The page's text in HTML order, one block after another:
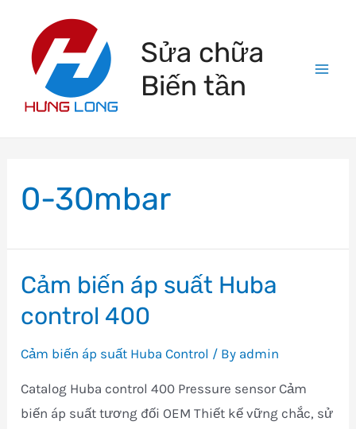
content
Sửa chữa
Biến tần
0-30mbar
Cảm biến áp suất Huba
control 400
Cảm biến áp suất Huba Control / By admin
Catalog Huba control 400 Pressure sensor Cảm
biến áp suất tương đối OEM Thiết kế vững chắc, sử